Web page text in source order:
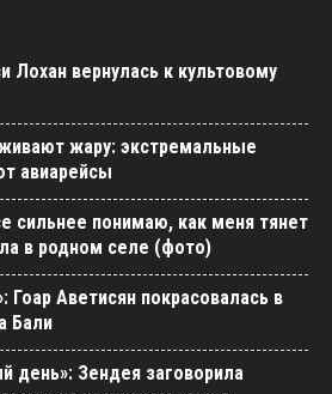
Лохан вернулась к культовому
жару: экстремальные
авиарейсы
сильнее понимаю, как меня тянет
в родном селе (фото)
Гоар Аветисян покрасовалась в
Бали
день»: Зендея заговорила